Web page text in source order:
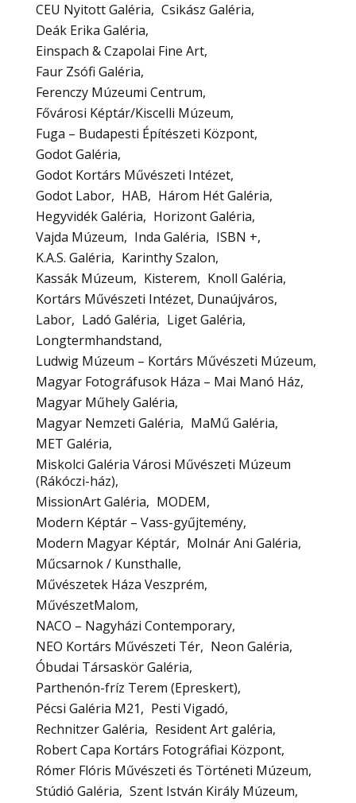
CEU Nyitott Galéria
Csikász Galéria
Deák Erika Galéria
Einspach & Czapolai Fine Art
Faur Zsófi Galéria
Ferenczy Múzeumi Centrum
Fővárosi Képtár/Kiscelli Múzeum
Fuga – Budapesti Építészeti Központ
Godot Galéria
Godot Kortárs Művészeti Intézet
Godot Labor
HAB
Három Hét Galéria
Hegyvidék Galéria
Horizont Galéria
Vajda Múzeum
Inda Galéria
ISBN +
K.A.S. Galéria
Karinthy Szalon
Kassák Múzeum
Kisterem
Knoll Galéria
Kortárs Művészeti Intézet, Dunaújváros
Labor
Ladó Galéria
Liget Galéria
Longtermhandstand
Ludwig Múzeum – Kortárs Művészeti Múzeum
Magyar Fotográfusok Háza – Mai Manó Ház
Magyar Műhely Galéria
Magyar Nemzeti Galéria
MaMű Galéria
MET Galéria
Miskolci Galéria Városi Művészeti Múzeum
(Rákóczi-ház)
MissionArt Galéria
MODEM
Modern Képtár – Vass-gyűjtemény
Modern Magyar Képtár
Molnár Ani Galéria
Műcsarnok / Kunsthalle
Művészetek Háza Veszprém
MűvészetMalom
NACO – Nagyházi Contemporary
NEO Kortárs Művészeti Tér
Neon Galéria
Óbudai Társaskör Galéria
Parthenón-fríz Terem (Epreskert)
Pécsi Galéria M21
Pesti Vigadó
Rechnitzer Galéria
Resident Art galéria
Robert Capa Kortárs Fotográfiai Központ
Rómer Flóris Művészeti és Történeti Múzeum
Stúdió Galéria
Szent István Király Múzeum